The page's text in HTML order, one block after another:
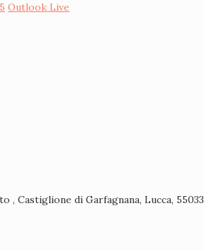
Outlook Live
, Castiglione di Garfagnana, Lucca, 55033